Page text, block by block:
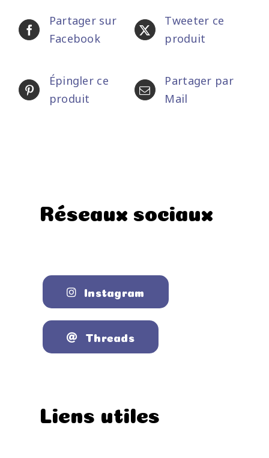
Partager sur
Facebook
Tweeter ce
produit
Épingler ce
produit
Partager par
Mail
Réseaux sociaux
Instagram
Threads
Liens utiles